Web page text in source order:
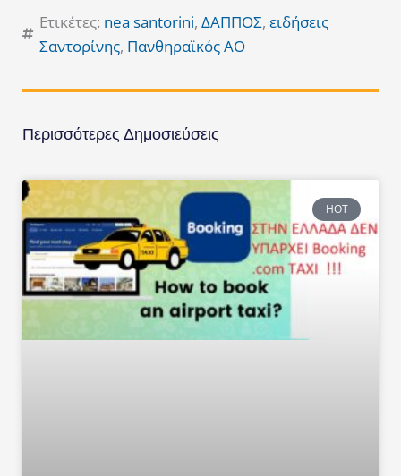
Ετικέτες: nea santorini, ΔΑΠΠΟΣ, ειδήσεις
Σαντορίνης, Πανθηραϊκός ΑΟ
Περισσότερες Δημοσιεύσεις
HOT